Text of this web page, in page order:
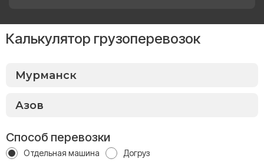
Калькулятор грузоперевозок
Способ перевозки
Отдельная машина Догруз